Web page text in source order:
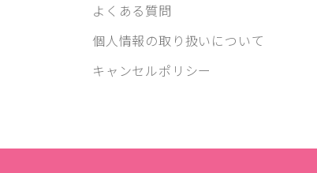
よくある質問
個人情報の取り扱いについて
キャンセルポリシー